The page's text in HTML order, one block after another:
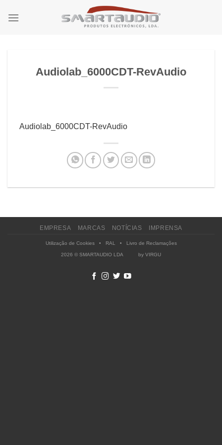
Audiolab_6000CDT-RevAudio
Audiolab_6000CDT-RevAudio
EMPRESA MARCAS NOTÍCIAS IMPRENSA
Utilização de Cookies• RAL • Livro de Reclamações
2026 © SMARTAUDIO LDA by VIRGU